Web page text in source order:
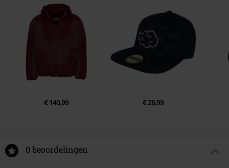
€ 140,99 € 26,99
0 beoordelingen